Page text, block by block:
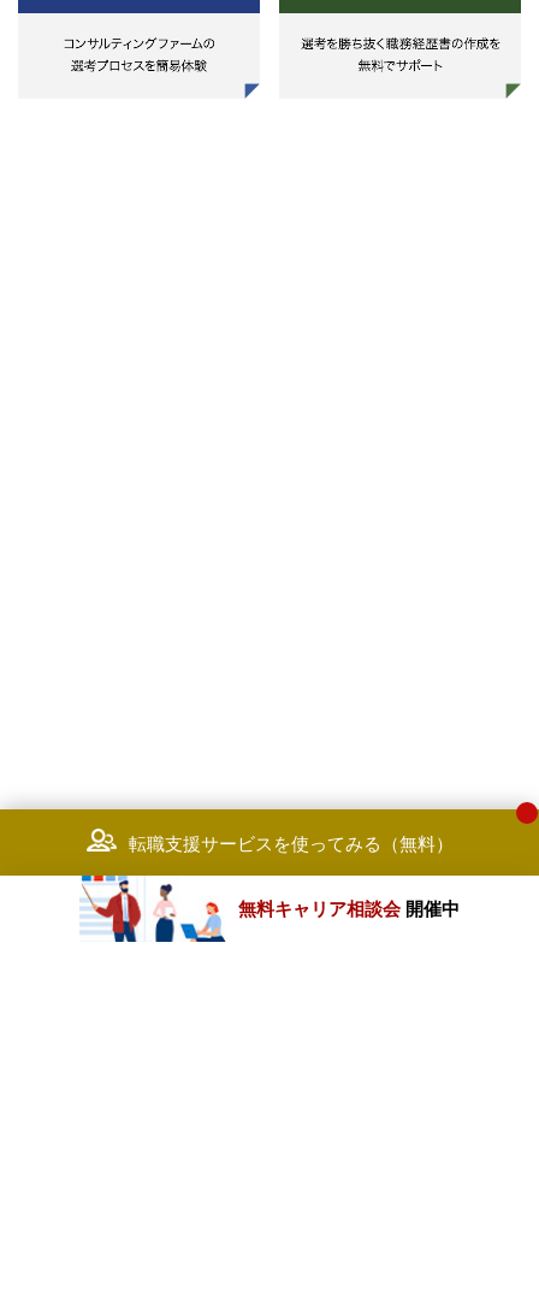
・大手金融業「企業合併に伴うグ
ループ人事業務の統合」
転職支援サービスを使ってみる（無料）
無料キャリア相談会 開催中